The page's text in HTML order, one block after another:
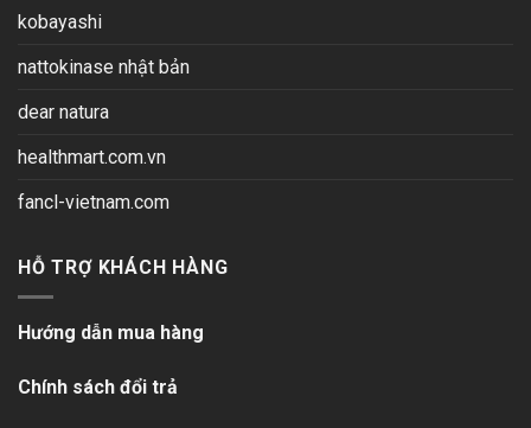
kobayashi
nattokinase nhật bản
dear natura
healthmart.com.vn
fancl-vietnam.com
HỖ TRỢ KHÁCH HÀNG
Hướng dẫn mua hàng
Chính sách đổi trả